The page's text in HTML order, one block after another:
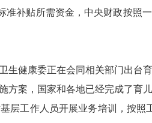
补贴所需资金，中央财政按照
生健康委正在会同相关部门出台
案，国家和各地已经完成了育
层工作人员开展业务培训，按照